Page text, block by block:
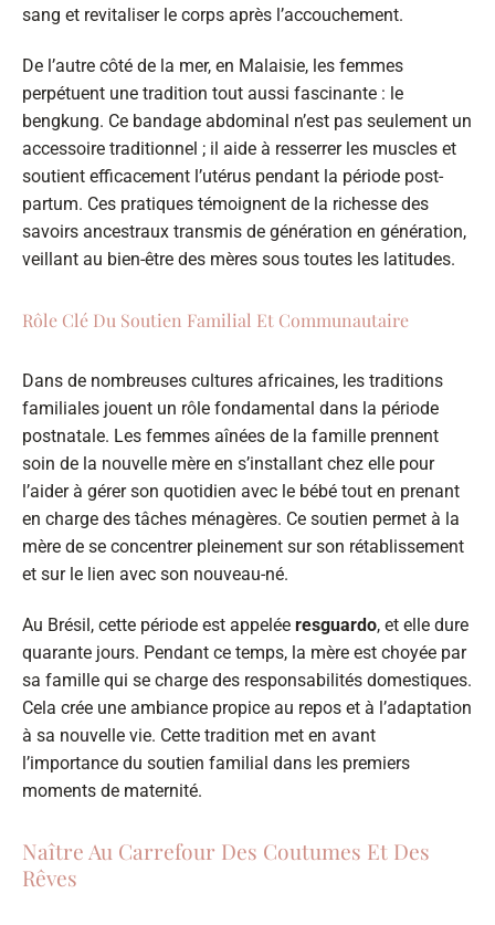
sang et revitaliser le corps après l’accouchement.
De l’autre côté de la mer, en Malaisie, les femmes
perpétuent une tradition tout aussi fascinante : le
bengkung. Ce bandage abdominal n’est pas seulement un
accessoire traditionnel ; il aide à resserrer les muscles et
soutient efficacement l’utérus pendant la période post-
partum. Ces pratiques témoignent de la richesse des
savoirs ancestraux transmis de génération en génération,
veillant au bien-être des mères sous toutes les latitudes.
Rôle Clé Du Soutien Familial Et Communautaire
Dans de nombreuses cultures africaines, les traditions
familiales jouent un rôle fondamental dans la période
postnatale. Les femmes aînées de la famille prennent
soin de la nouvelle mère en s’installant chez elle pour
l’aider à gérer son quotidien avec le bébé tout en prenant
en charge des tâches ménagères. Ce soutien permet à la
mère de se concentrer pleinement sur son rétablissement
et sur le lien avec son nouveau-né.
Au Brésil, cette période est appelée resguardo, et elle dure
quarante jours. Pendant ce temps, la mère est choyée par
sa famille qui se charge des responsabilités domestiques.
Cela crée une ambiance propice au repos et à l’adaptation
à sa nouvelle vie. Cette tradition met en avant
l’importance du soutien familial dans les premiers
moments de maternité.
Naître Au Carrefour Des Coutumes Et Des
Rêves